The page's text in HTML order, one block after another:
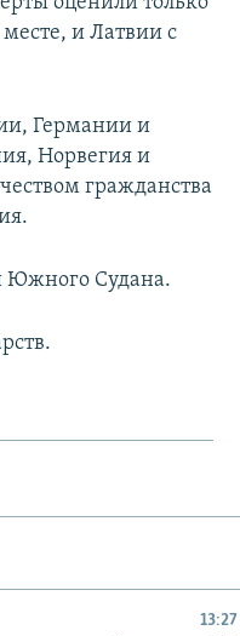
и Латвии с
Германии и
Норвегия и
гражданства
Южного Судана.
13:27